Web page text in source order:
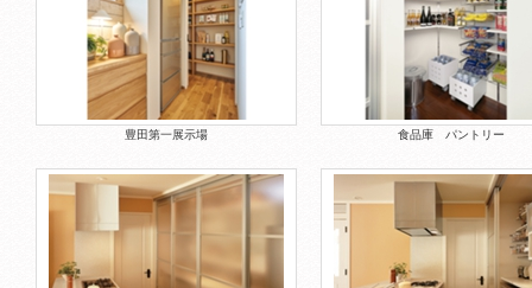
豊田第一展示場 食品庫 パントリー